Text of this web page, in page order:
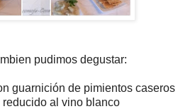
pudimos degustar:
guarnición de pimientos caseros
reducido al vino blanco